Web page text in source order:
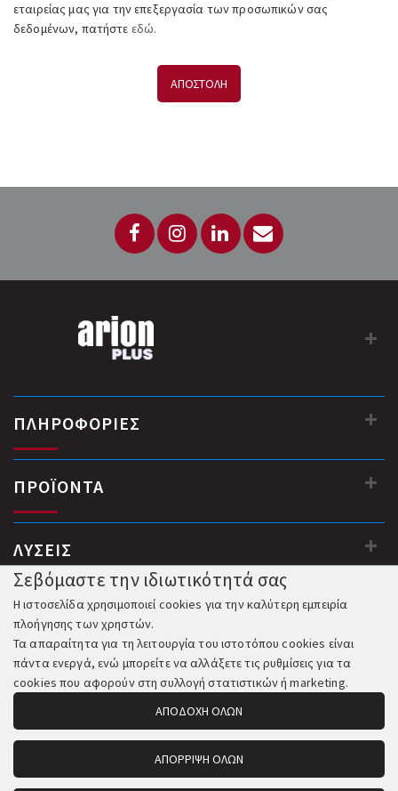
εταιρείας μας για την επεξεργασία των προσωπικών σας
δεδομένων, πατήστε εδώ.
ΑΠΟΣΤΟΛΗ
ΠΛΗΡΟΦΟΡΙΕΣ
ΠΡΟΪΟΝΤΑ
ΛΥΣΕΙΣ
© 2018-2026 All Rights Reserved. Κατασκευή και Φιλοξενία:
Σεβόμαστε την ιδιωτικότητά σας
Η ιστοσελίδα χρησιμοποιεί cookies για την καλύτερη εμπειρία
πλοήγησης των χρηστών.
Τα απαραίτητα για τη λειτουργία του ιστοτόπου cookies είναι
πάντα ενεργά, ενώ μπορείτε να αλλάξετε τις ρυθμίσεις για τα
cookies που αφορούν στη συλλογή στατιστικών ή marketing.
ΑΠΟΔΟΧΗ ΟΛΩΝ
ΑΠΟΡΡΙΨΗ ΟΛΩΝ